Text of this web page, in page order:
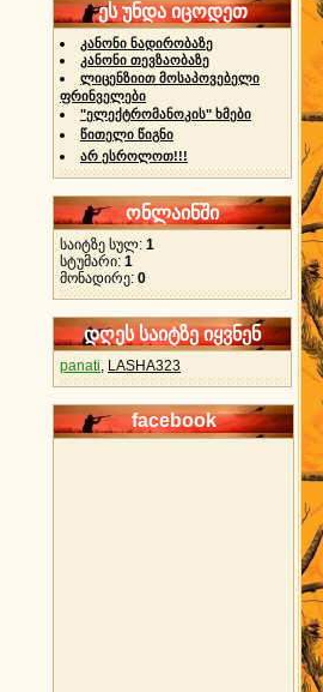
ეს უნდა იცოდეთ
კანონი ნადირობაზე
კანონი თევზაობაზე
ლიცენზიით მოსაპოვებელი
ფრინველები
"ელექტრომანოკის" ხმები
წითელი წიგნი
არ ესროლოთ!!!
ონლაინში
საიტზე სულ: 1
სტუმარი: 1
მონადირე: 0
დღეს საიტზე იყვნენ
panati, LASHA323
facebook